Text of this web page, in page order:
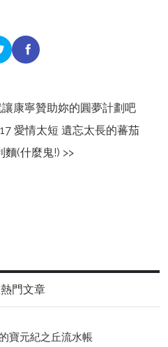
康寧贊助妳的圓夢計劃吧
愛情太短 遺忘太長的蕃茄
麵(什麼鬼!) >>
門文章
寶元紀之丘流水帳